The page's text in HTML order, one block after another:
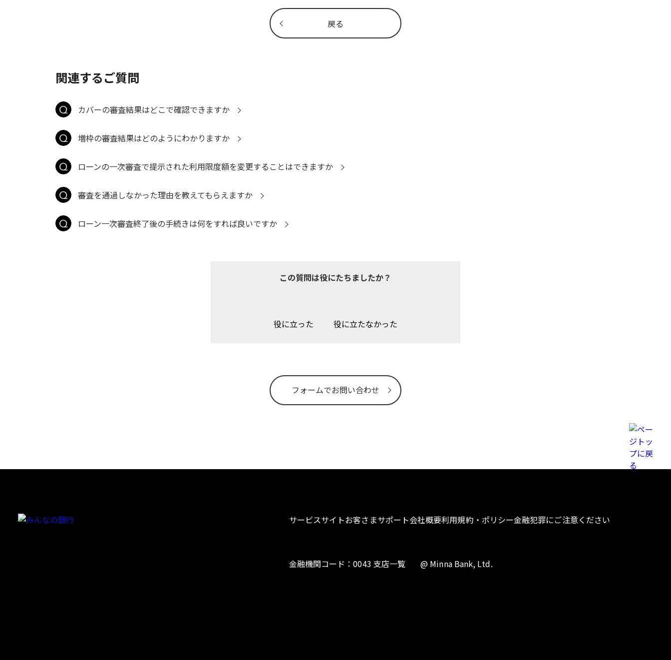
戻る
関連するご質問
カバーの審査結果はどこで確認できますか
増枠の審査結果はどのようにわかりますか
ローンの一次審査で提示された利用限度額を変更することはできますか
審査を通過しなかった理由を教えてもらえますか
ローン一次審査終了後の手続きは何をすれば良いですか
この質問は役にたちましたか？
役に立った 役に立たなかった
フォームでお問い合わせ
サービスサイトお客さまサポート会社概要利用規約・ポリシー金融犯罪にご注意ください
金融機関コード：0043 支店一覧 @ Minna Bank, Ltd.